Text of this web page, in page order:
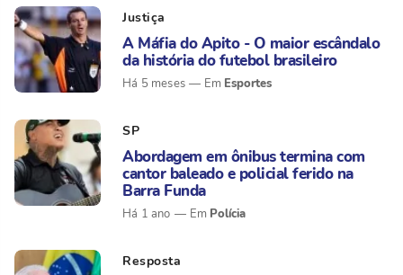
Justiça
A Máfia do Apito - O maior escândalo
da história do futebol brasileiro
Há 5 meses Esportes
SP
Abordagem em ônibus termina com
cantor baleado e policial ferido na
Barra Funda
Há 1 ano Polícia
Resposta